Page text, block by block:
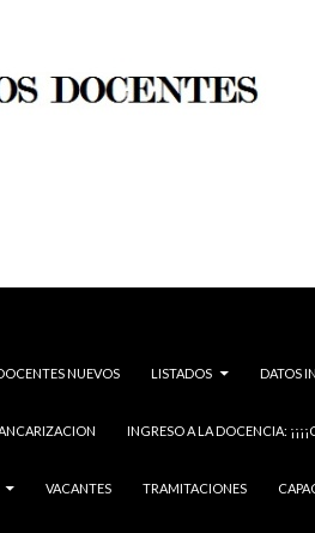
NUEVOS LISTADOS DATOS
INGRESO A LA DOCENCIA:
VACANTES TRAMITACIONES